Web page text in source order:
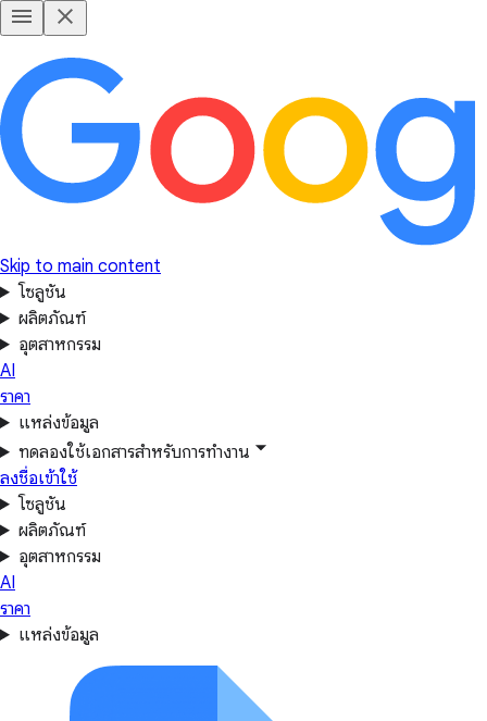
Skip to main content
โซลูชัน
ผลิตภัณฑ์
อุตสาหกรรม
AI
ราคา
แหล่งข้อมูล
ทดลองใช้เอกสารสำหรับการทำงาน
ลงชื่อเข้าใช้
โซลูชัน
ผลิตภัณฑ์
อุตสาหกรรม
AI
ราคา
แหล่งข้อมูล